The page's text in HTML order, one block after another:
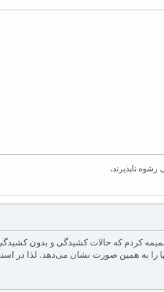
ناپذیرند.
کردم که حالات کشیدگی و بدون کشیدگی